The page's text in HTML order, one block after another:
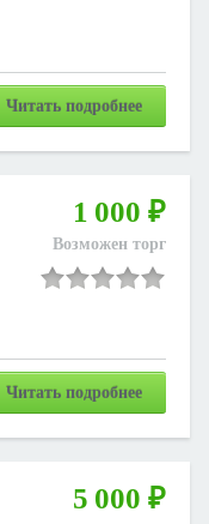
Читать подробнее
1 000 ₽
Возможен торг
Читать подробнее
5 000 ₽